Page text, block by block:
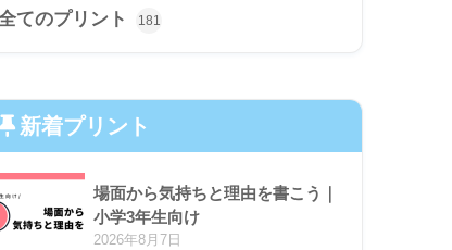
てのプリント 181
新着プリント
場面から気持ちと理由を書こう｜
小学3年生向け
2026年8月7日